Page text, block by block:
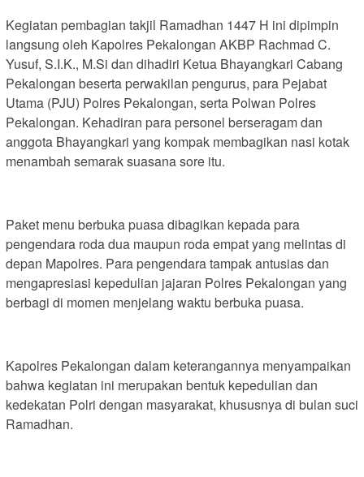
Kegiatan pembagian takjil Ramadhan 1447 H ini dipimpin
langsung oleh Kapolres Pekalongan AKBP Rachmad C.
Yusuf, S.I.K., M.Si dan dihadiri Ketua Bhayangkari Cabang
Pekalongan beserta perwakilan pengurus, para Pejabat
Utama (PJU) Polres Pekalongan, serta Polwan Polres
Pekalongan. Kehadiran para personel berseragam dan
anggota Bhayangkari yang kompak membagikan nasi kotak
menambah semarak suasana sore itu.
Paket menu berbuka puasa dibagikan kepada para
pengendara roda dua maupun roda empat yang melintas di
depan Mapolres. Para pengendara tampak antusias dan
mengapresiasi kepedulian jajaran Polres Pekalongan yang
berbagi di momen menjelang waktu berbuka puasa.
Kapolres Pekalongan dalam keterangannya menyampaikan
bahwa kegiatan ini merupakan bentuk kepedulian dan
kedekatan Polri dengan masyarakat, khususnya di bulan suci
Ramadhan.